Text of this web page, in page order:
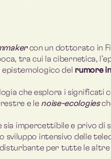
con un dottorato in
tra cui la cibernetica,
del rumore
che esplora i significati
e le noise-ecologies
impercettibile e privo di
sviluppo intensivo delle
per tutte le altre